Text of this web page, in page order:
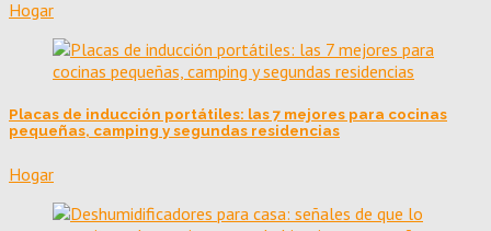
Hogar
Placas de inducción portátiles: las 7 mejores para cocinas
pequeñas, camping y segundas residencias
Hogar